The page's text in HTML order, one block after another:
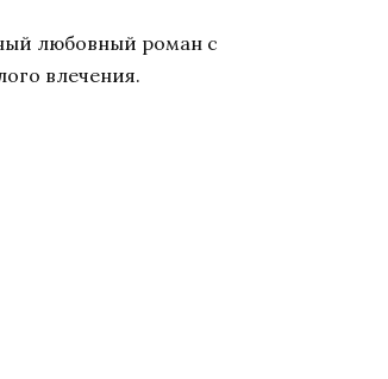
любовный роман с
влечения.